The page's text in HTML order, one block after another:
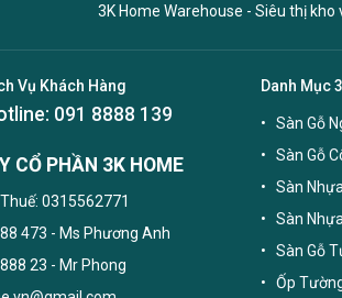
3K Home Warehouse - Siêu thị
Vụ Khách Hàng
091 8888 139
CỔ PHẦN 3K HOME
0315562771
473 - Ms Phương Anh
23 - Mr Phong
Danh Mục
Sàn Gỗ
Sàn Gỗ
Sàn
Sàn
Sàn Gỗ
Ốp